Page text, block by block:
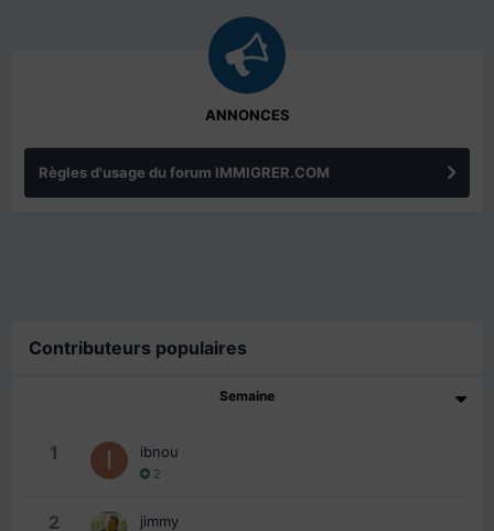
ANNONCES
Règles d'usage du forum IMMIGRER.COM
Contributeurs populaires
Semaine
1 ibnou
2
2 jimmy